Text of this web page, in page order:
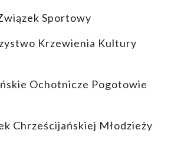
Sportowy
Krzewienia Kultury
Ochotnicze Pogotowie
Chrześcijańskiej Młodzieży